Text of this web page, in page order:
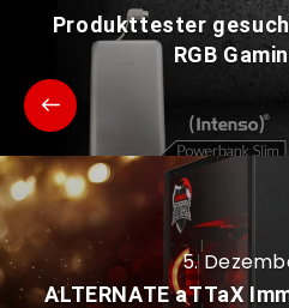
Produkttester
RGB
5.
ALTERNATE aTTaX